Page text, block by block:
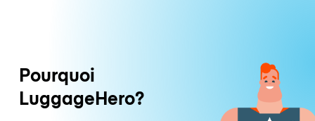
Pourquoi
LuggageHero?